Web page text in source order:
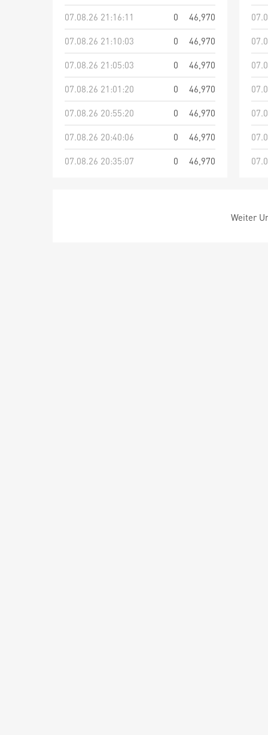
07.08.26 21:16:11
0
46,970
07.08.26 21:10:03
0
46,970
07.08.26 21:05:03
0
46,970
07.08.26 21:01:20
0
46,970
07.08.26 20:55:20
0
46,970
07.08.26 20:40:06
0
46,970
07.08.26 20:35:07
0 46,970
Weiter